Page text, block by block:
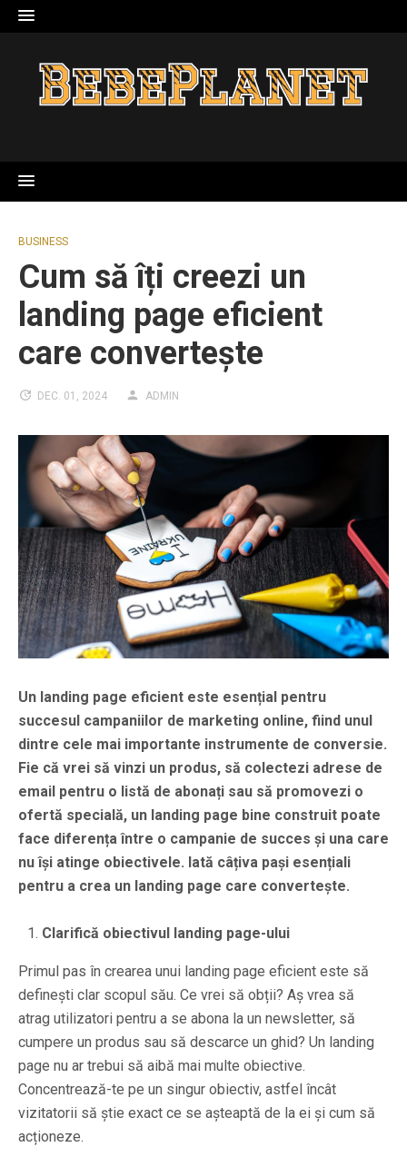
Skip
to
BUSINESS
Cum să îți creezi un
landing page eficient
care convertește
DEC. 01, 2024 ADMIN
Un landing page eficient este esențial pentru
succesul campaniilor de marketing online, fiind unul
dintre cele mai importante instrumente de conversie.
Fie că vrei să vinzi un produs, să colectezi adrese de
email pentru o listă de abonați sau să promovezi o
ofertă specială, un landing page bine construit poate
face diferența între o campanie de succes și una care
nu își atinge obiectivele. Iată câțiva pași esențiali
pentru a crea un landing page care convertește.
Clarifică obiectivul landing page-ului
Primul pas în crearea unui landing page eficient este să
definești clar scopul său. Ce vrei să obții? Aș vrea să
atrag utilizatori pentru a se abona la un newsletter, să
cumpere un produs sau să descarce un ghid? Un landing
page nu ar trebui să aibă mai multe obiective.
Concentrează-te pe un singur obiectiv, astfel încât
vizitatorii să știe exact ce se așteaptă de la ei și cum să
acționeze.